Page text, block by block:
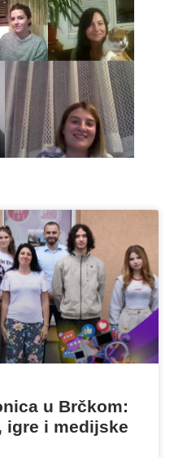
u Brčkom:
igre i medijske